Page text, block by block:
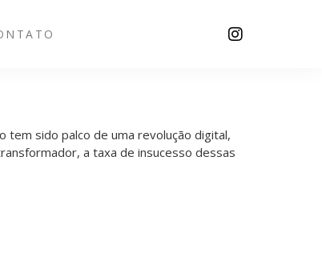
tem sido palco de uma revolução digital,
a taxa de insucesso dessas